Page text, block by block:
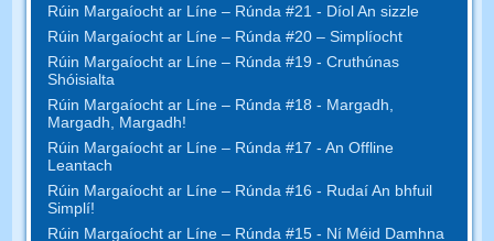
Rúin Margaíocht ar Líne – Rúnda #21 - Díol An sizzle
Rúin Margaíocht ar Líne – Rúnda #20 – Simplíocht
Rúin Margaíocht ar Líne – Rúnda #19 - Cruthúnas
Shóisialta
Rúin Margaíocht ar Líne – Rúnda #18 - Margadh,
Margadh, Margadh!
Rúin Margaíocht ar Líne – Rúnda #17 - An Offline
Leantach
Rúin Margaíocht ar Líne – Rúnda #16 - Rudaí An bhfuil
Simplí!
Rúin Margaíocht ar Líne – Rúnda #15 - Ní Méid Damhna